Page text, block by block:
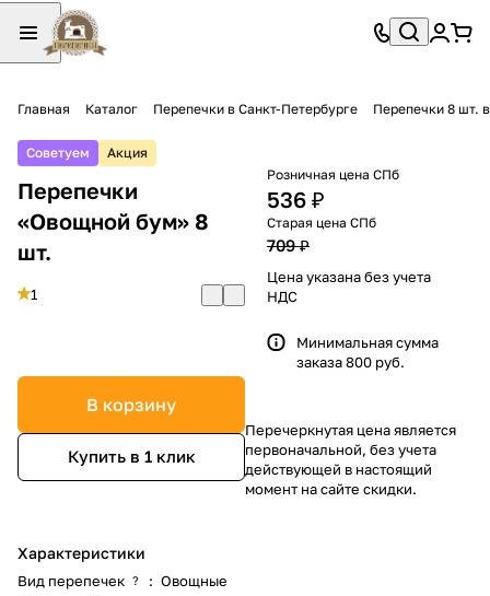
Главная Каталог Перепечки в Санкт-Петербурге Перепечки 8 шт.
Советуем Акция
Перепечки
«Овощной бум» 8
шт.
1
В корзину
Купить в 1 клик
Характеристики
Вид перепечек ? : Овощные
Розничная цена СПб
536 ₽
Старая цена СПб
709 ₽
Цена указана без учета
НДС
Минимальная сумма
заказа 800 руб.
Перечеркнутая цена является
первоначальной, без учета
действующей в настоящий
момент на сайте скидки.